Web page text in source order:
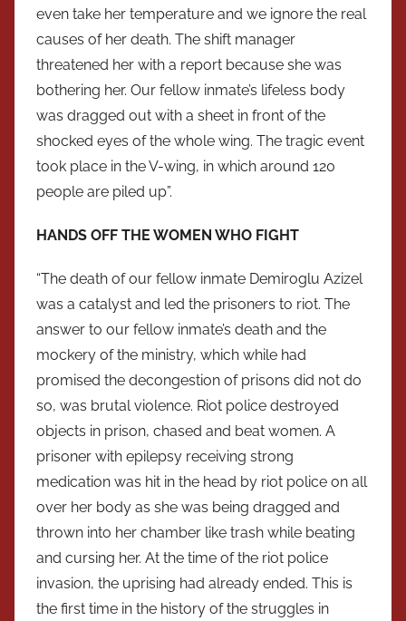
even take her temperature and we ignore the real
causes of her death. The shift manager
threatened her with a report because she was
bothering her. Our fellow inmate’s lifeless body
was dragged out with a sheet in front of the
shocked eyes of the whole wing. The tragic event
took place in the V-wing, in which around 120
people are piled up”.
HANDS OFF THE WOMEN WHO FIGHT
“The death of our fellow inmate Demiroglu Azizel
was a catalyst and led the prisoners to riot. The
answer to our fellow inmate’s death and the
mockery of the ministry, which while had
promised the decongestion of prisons did not do
so, was brutal violence. Riot police destroyed
objects in prison, chased and beat women. A
prisoner with epilepsy receiving strong
medication was hit in the head by riot police on all
over her body as she was being dragged and
thrown into her chamber like trash while beating
and cursing her. At the time of the riot police
invasion, the uprising had already ended. This is
the first time in the history of the struggles in